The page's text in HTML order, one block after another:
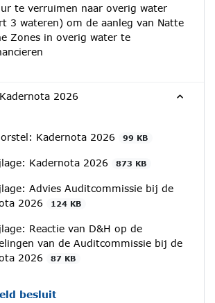
te verruimen naar overig water
3 wateren) om de aanleg van Natte
Zones in overig water te
Kadernota 2026
Kadernota 2026
99 KB
Kadernota 2026 873 KB
Advies Auditcommissie bij de
2026
124 KB
Reactie van D&H op de
van de Auditcommissie bij de
2026
87 KB
besluit